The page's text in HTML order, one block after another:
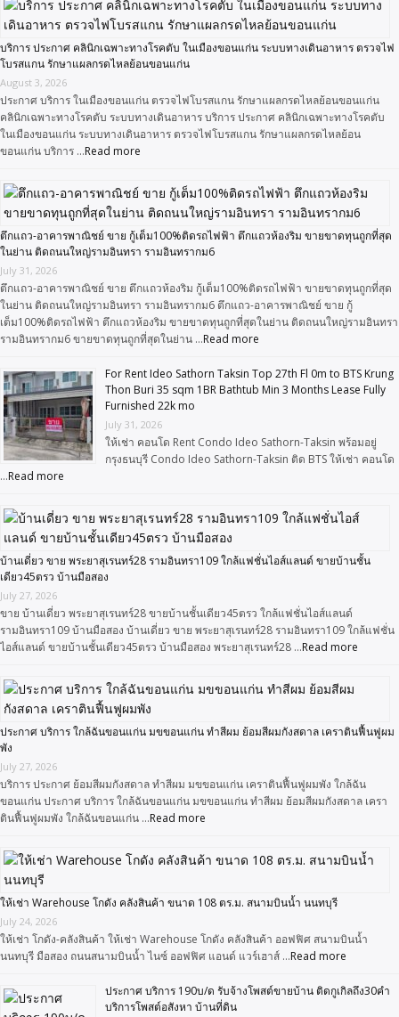
บริการ ประกาศ คลินิกเฉพาะทางโรคตับ ในเมืองขอนแก่น ระบบทางเดินอาหาร ตรวจไฟ
โบรสแกน รักษาแผลกรดไหลย้อนขอนแก่น
August 3, 2026
ประกาศ บริการ ในเมืองขอนแก่น ตรวจไฟโบรสแกน รักษาแผลกรดไหลย้อนขอนแก่น
คลินิกเฉพาะทางโรคตับ ระบบทางเดินอาหาร บริการ ประกาศ คลินิกเฉพาะทางโรคตับ
ในเมืองขอนแก่น ระบบทางเดินอาหาร ตรวจไฟโบรสแกน รักษาแผลกรดไหลย้อน
ขอนแก่น บริการ …Read more
ตึกแถว-อาคารพาณิชย์ ขาย กู้เต็ม100%ติดรถไฟฟ้า ตึกแถวห้องริม ขายขาดทุนถูกที่สุด
ในย่าน ติดถนนใหญ่รามอินทรา รามอินทรากม6
July 31, 2026
ตึกแถว-อาคารพาณิชย์ ขาย ตึกแถวห้องริม กู้เต็ม100%ติดรถไฟฟ้า ขายขาดทุนถูกที่สุด
ในย่าน ติดถนนใหญ่รามอินทรา รามอินทรากม6 ตึกแถว-อาคารพาณิชย์ ขาย กู้
เต็ม100%ติดรถไฟฟ้า ตึกแถวห้องริม ขายขาดทุนถูกที่สุดในย่าน ติดถนนใหญ่รามอินทรา
รามอินทรากม6 ขายขาดทุนถูกที่สุดในย่าน …Read more
For Rent Ideo Sathorn Taksin Top 27th Fl 0m to BTS Krung
Thon Buri 35 sqm 1BR Bathtub Min 3 Months Lease Fully
Furnished 22k mo
July 31, 2026
ให้เช่า คอนโด Rent Condo Ideo Sathorn-Taksin พร้อมอยู่
กรุงธนบุรี Condo Ideo Sathorn-Taksin ติด BTS ให้เช่า คอนโด
…Read more
บ้านเดี่ยว ขาย พระยาสุเรนทร์28 รามอินทรา109 ใกล้แฟชั่นไอส์แลนด์ ขายบ้านชั้น
เดียว45ตรว บ้านมือสอง
July 27, 2026
ขาย บ้านเดี่ยว พระยาสุเรนทร์28 ขายบ้านชั้นเดียว45ตรว ใกล้แฟชั่นไอส์แลนด์
รามอินทรา109 บ้านมือสอง บ้านเดี่ยว ขาย พระยาสุเรนทร์28 รามอินทรา109 ใกล้แฟชั่น
ไอส์แลนด์ ขายบ้านชั้นเดียว45ตรว บ้านมือสอง พระยาสุเรนทร์28 …Read more
ประกาศ บริการ ใกล้ฉันขอนแก่น มขขอนแก่น ทำสีผม ย้อมสีผมกังสดาล เคราตินฟื้นฟูผม
พัง
July 27, 2026
บริการ ประกาศ ย้อมสีผมกังสดาล ทำสีผม มขขอนแก่น เคราตินฟื้นฟูผมพัง ใกล้ฉัน
ขอนแก่น ประกาศ บริการ ใกล้ฉันขอนแก่น มขขอนแก่น ทำสีผม ย้อมสีผมกังสดาล เครา
ตินฟื้นฟูผมพัง ใกล้ฉันขอนแก่น …Read more
ให้เช่า Warehouse โกดัง คลังสินค้า ขนาด 108 ตร.ม. สนามบินน้ำ นนทบุรี
July 24, 2026
ให้เช่า โกดัง-คลังสินค้า ให้เช่า Warehouse โกดัง คลังสินค้า ออฟฟิศ สนามบินน้ำ
นนทบุรี มือสอง ถนนสนามบินน้ำ ไนซ์ ออฟฟิศ แอนด์ แวร์เฮาส์ …Read more
ประกาศ บริการ 190บ/ด รับจ้างโพสต์ขายบ้าน ติดกูเกิลถึง30คำ
บริการโพสต์อสังหา บ้านที่ดิน